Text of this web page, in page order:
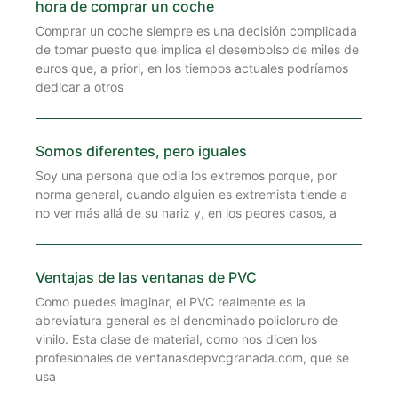
hora de comprar un coche
Comprar un coche siempre es una decisión complicada
de tomar puesto que implica el desembolso de miles de
euros que, a priori, en los tiempos actuales podríamos
dedicar a otros
Somos diferentes, pero iguales
Soy una persona que odia los extremos porque, por
norma general, cuando alguien es extremista tiende a
no ver más allá de su nariz y, en los peores casos, a
Ventajas de las ventanas de PVC
Como puedes imaginar, el PVC realmente es la
abreviatura general es el denominado policloruro de
vinilo. Esta clase de material, como nos dicen los
profesionales de ventanasdepvcgranada.com, que se
usa